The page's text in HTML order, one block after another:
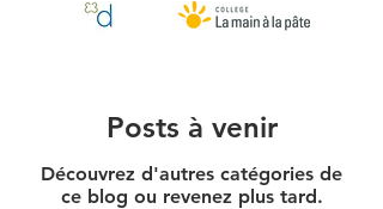
Posts à venir
Découvrez d'autres catégories de
ce blog ou revenez plus tard.